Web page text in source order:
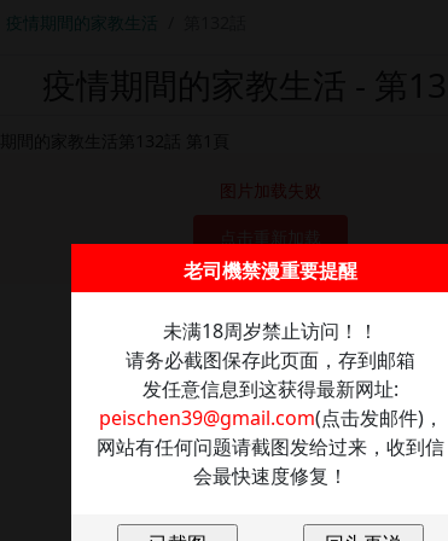
疫情期間的家教生活
图片加载失败
老司機禁漫重要提醒
未满18周岁禁止访问！！
请务必截图保存此页面，存到邮箱
发任意信息到这获得最新网址:
peischen39@gmail.com(点击发邮件)，
网站有任何问题请截图发给过来，收到信
会最快速度修复！